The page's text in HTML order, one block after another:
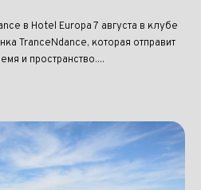
в Hotel Europa 7 августа в клубе
TranceNdance, которая отправит
и пространство....